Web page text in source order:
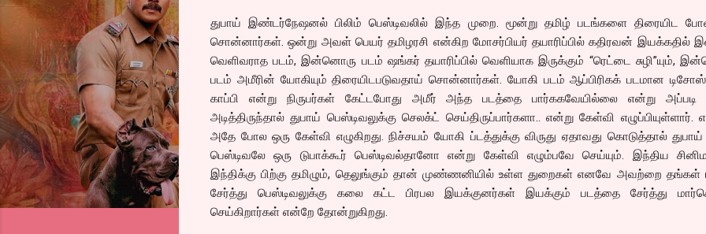
துபாய் இண்டர்நேஷனல் பிலிம் பெஸ்டிவலில் இந்த முறை. மூன்று தமிழ் படங்களை திரையிட
சொன்னார்கள். ஒன்று அவள் பெயர் தமிழரசி என்கிற மோசர்பியர் தயாரிப்பில் கதிரவன் இயக்கதில்
வெளிவராத படம், இன்னொரு படம் ஷங்கர் தயாரிப்பில் வெளியாக இருக்கும் “ரெட்டை சுழி”யும்,
படம் அமீரின் யோகியும் திரையிடபடுவதாய் சொன்னார்கள். யோகி படம் ஆப்பிரிகக் படமான
காப்பி என்று நிருபர்கள் கேட்டபோது அமீர் அந்த படத்தை பார்ககவேயில்லை என்று அப்படி
அடித்திருந்தால் துபாய் பெஸ்டிவலுக்கு செலக்ட் செய்திருப்பார்களா.. என்று கேள்வி எழுப்பியுள்ளார்.
அதே போல ஒரு கேள்வி எழுகிறது. நிச்சயம் யோகி ப்டத்துக்கு விருது ஏதாவது கொடுத்தால் துபாய்
பெஸ்டிவலே ஒரு டுபாக்கூர் பெஸ்டிவல்தானோ என்று கேள்வி எழும்பவே செய்யும். இந்திய
இந்திக்கு பிற்கு தமிழும், தெலுங்கும் தான் முண்ணனியில் உள்ள துறைகள் எனவே அவற்றை தங்கள்
சேர்த்து பெஸ்டிவலுக்கு கலை கட்ட பிரபல இயக்குனர்கள் இயக்கும் படத்தை சேர்த்து
செய்கிறார்கள் என்றே தோன்றுகிறது.